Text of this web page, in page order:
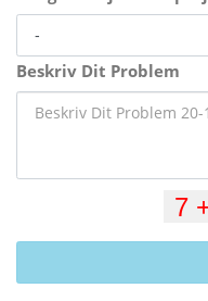
Beskriv Dit Problem